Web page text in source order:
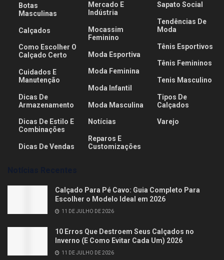
Botas
Masculinas
Calçados
Como Escolher O
Calçado Certo
Cuidados E
Manutenção
Dicas De
Armazenamento
Dicas De Estilo E
Combinações
Dicas De Vendas
Mercado E
Indústria
Mocassim
Feminino
Moda Esportiva
Moda Feminina
Moda Infantil
Moda Masculina
Notícias
Reparos E
Customizações
Sapato Social
Tendências De
Moda
Tênis Esportivos
Tênis Femininos
Tenis Masculino
Tipos De
Calçados
Varejo
Calçado Para Pé Cavo: Guia Completo Para
Escolher o Modelo Ideal em 2026
11 DE JULHO DE 2026
10 Erros Que Destroem Seus Calçados no
Inverno (E Como Evitar Cada Um) 2026
11 DE JULHO DE 2026